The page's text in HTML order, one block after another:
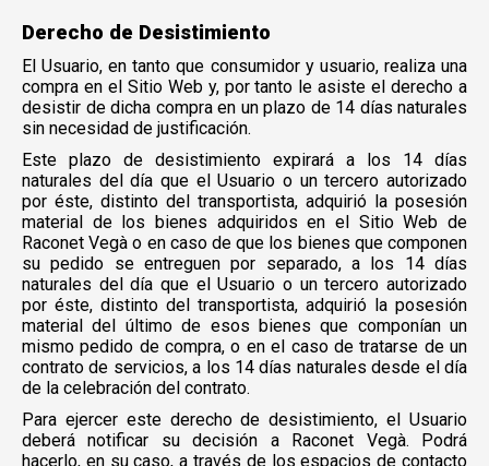
Derecho de Desistimiento
El Usuario, en tanto que consumidor y usuario, realiza una
compra en el Sitio Web y, por tanto le asiste el derecho a
desistir de dicha compra en un plazo de 14 días naturales
sin necesidad de justificación.
Este plazo de desistimiento expirará a los 14 días
naturales del día que el Usuario o un tercero autorizado
por éste, distinto del transportista, adquirió la posesión
material de los bienes adquiridos en el Sitio Web de
Raconet Vegà o en caso de que los bienes que componen
su pedido se entreguen por separado, a los 14 días
naturales del día que el Usuario o un tercero autorizado
por éste, distinto del transportista, adquirió la posesión
material del último de esos bienes que componían un
mismo pedido de compra, o en el caso de tratarse de un
contrato de servicios, a los 14 días naturales desde el día
de la celebración del contrato.
Para ejercer este derecho de desistimiento, el Usuario
deberá notificar su decisión a Raconet Vegà. Podrá
hacerlo, en su caso, a través de los espacios de contacto